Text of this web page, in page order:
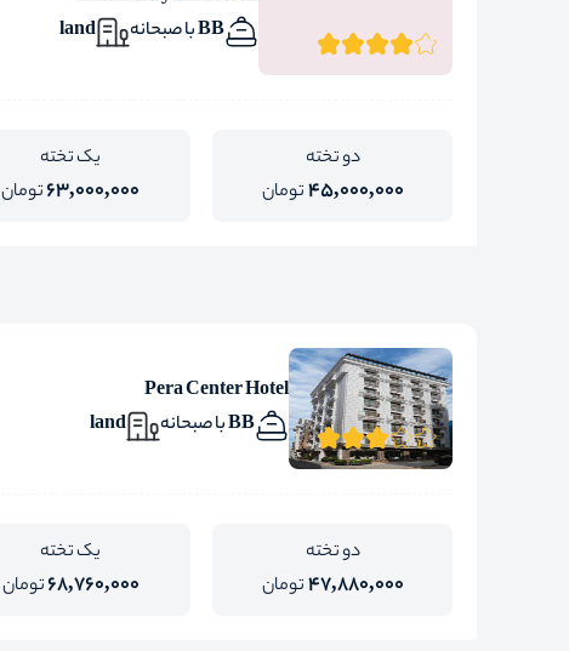
BB با صبحانه
land
دو تخته
45,000,000تومان
یک تخته
63,000,000تومان
Pera Center Hotel
BB با صبحانه
land
دو تخته
47,880,000تومان
یک تخته
68,760,000تومان